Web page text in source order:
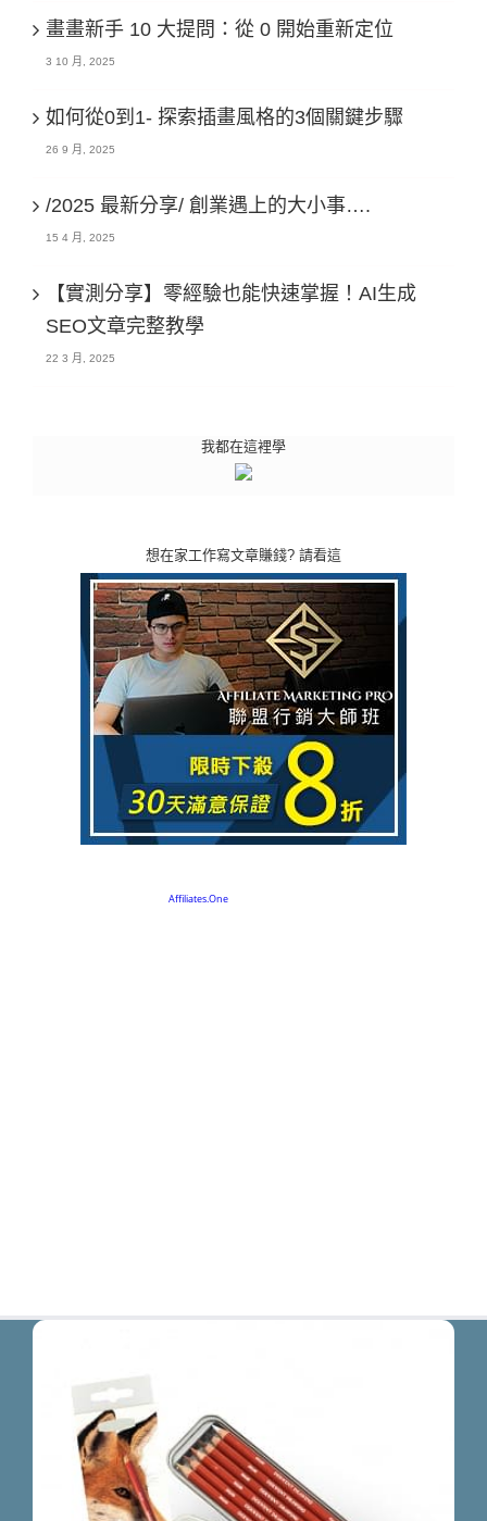
畫畫新手 10 大提問：從 0 開始重新定位
3 10 月, 2025
如何從0到1- 探索插畫風格的3個關鍵步驟
26 9 月, 2025
/2025 最新分享/ 創業遇上的大小事….
15 4 月, 2025
【實測分享】零經驗也能快速掌握！AI生成
SEO文章完整教學
22 3 月, 2025
我都在這裡學
想在家工作寫文章賺錢? 請看這